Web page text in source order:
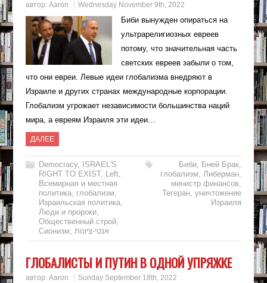
автор: Aaron Wednesday November 9th, 2022
Биби вынужден опираться на
ультрарелигиозных евреев
потому, что значительная часть
светских евреев забыли о том,
что они евреи. Левые идеи глобализма внедряют в
Израиле и других странах международные корпорации.
Глобализм угрожает независимости большинства наций
мира, а евреям Израиля эти идеи…
ДАЛЕЕ
Democracy,
ISRAEL'S
RIGHT TO EXIST, Left,
Всемирная и местная
политика, глобализм,
Израильская политика,
Люди и пророки,
Общественный строй,
Сионизм, אנטי-ציונות
Биби, Бней Брак,
глобализм,Либерман,
министр финансов,
Тегеран,уничтожение
Израиля
ГЛОБАЛИСТЫ И ПУТИН В ОДНОЙ УПРЯЖКЕ
автор: Aaron Sunday September 18th, 2022